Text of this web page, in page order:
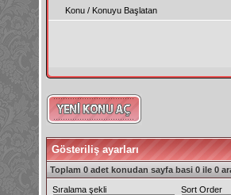
Konu / Konuyu Başlatan
Gösteriliş ayarları
Toplam 0 adet konudan sayfa basi 0 ile 0
Sıralama şekli Sort Order